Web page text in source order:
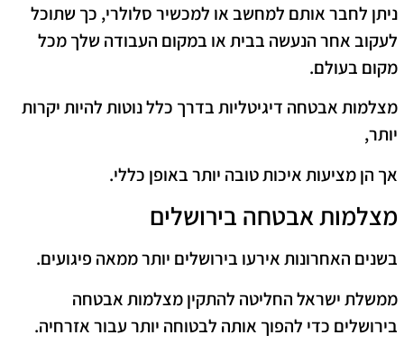
ניתן לחבר אותם למחשב או למכשיר סלולרי, כך שתוכל
לעקוב אחר הנעשה בבית או במקום העבודה שלך מכל
מקום בעולם.
מצלמות אבטחה דיגיטליות בדרך כלל נוטות להיות יקרות
יותר,
אך הן מציעות איכות טובה יותר באופן כללי.
מצלמות אבטחה בירושלים
בשנים האחרונות אירעו בירושלים יותר ממאה פיגועים.
ממשלת ישראל החליטה להתקין מצלמות אבטחה
בירושלים כדי להפוך אותה לבטוחה יותר עבור אזרחיה.